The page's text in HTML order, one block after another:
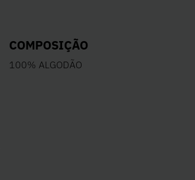
COMPOSIÇÃO
100% ALGODÃO